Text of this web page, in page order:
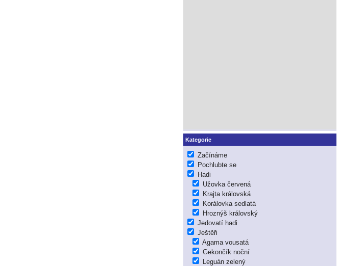
Kategorie
Začínáme
Pochlubte se
Hadi
Užovka červená
Krajta královská
Korálovka sedlatá
Hroznýš královský
Jedovatí hadi
Ještěři
Agama vousatá
Gekončík noční
Leguán zelený